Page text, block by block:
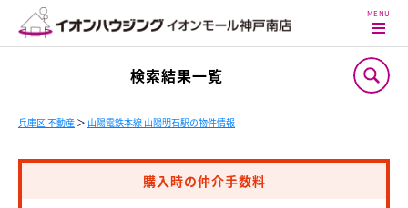
検索結果一覧
兵庫区 不動産 ＞ 山陽電鉄本線 山陽明石駅の物件情報
購入時の仲介手数料